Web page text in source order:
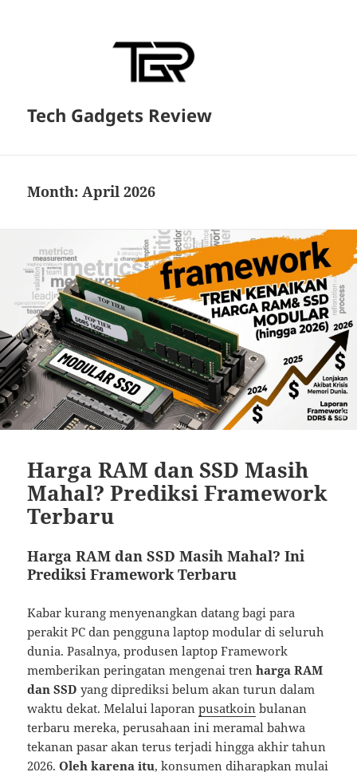
Tech Gadgets Review
Month:April 2026
Harga RAM dan SSD Masih
Mahal? Prediksi Framework
Terbaru
Harga RAM dan SSD Masih Mahal? Ini
Prediksi Framework Terbaru
Kabar kurang menyenangkan datang bagi para
perakit PC dan pengguna laptop modular di seluruh
dunia. Pasalnya, produsen laptop Framework
memberikan peringatan mengenai trenharga RAM
dan SSD yang diprediksi belum akan turun dalam
waktu dekat. Melalui laporanpusatkoin bulanan
terbaru mereka, perusahaan ini meramal bahwa
tekanan pasar akan terus terjadi hingga akhir tahun
2026.Oleh karena itu, konsumen diharapkan mulai